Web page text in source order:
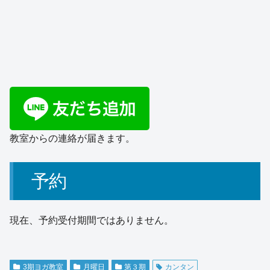
教室からの連絡が届きます。
予約
現在、予約受付期間ではありません。
3期ヨガ教室 月曜日 第３期 カンタン